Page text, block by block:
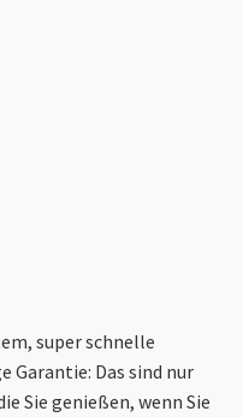
super schnelle
Garantie: Das sind nur
Sie genießen, wenn Sie